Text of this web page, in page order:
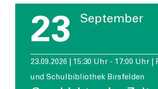
23 September
23.09.2026 | 15:30 Uhr - 17:00 Uhr |
und Schulbibliothek Birsfelden